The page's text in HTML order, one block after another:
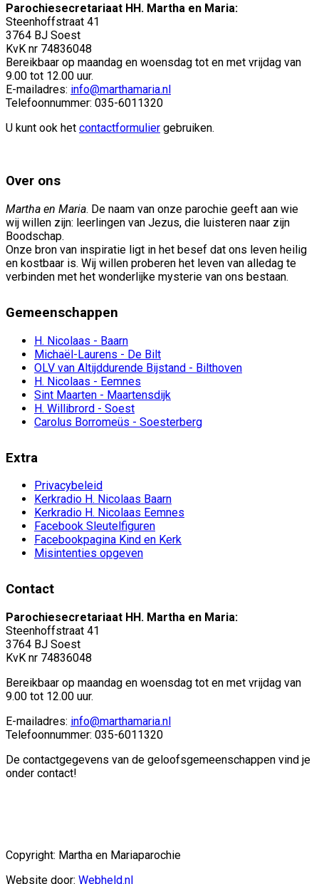
Parochiesecretariaat HH. Martha en Maria:
Steenhoffstraat 41
3764 BJ Soest
KvK nr 74836048
Bereikbaar op maandag en woensdag tot en met vrijdag van
9.00 tot 12.00 uur.
E-mailadres: info@marthamaria.nl
Telefoonnummer: 035-6011320
U kunt ook het contactformulier gebruiken.
Over ons
Martha en Maria. De naam van onze parochie geeft aan wie
wij willen zijn: leerlingen van Jezus, die luisteren naar zijn
Boodschap.
Onze bron van inspiratie ligt in het besef dat ons leven heilig
en kostbaar is. Wij willen proberen het leven van alledag te
verbinden met het wonderlijke mysterie van ons bestaan.
Gemeenschappen
H. Nicolaas - Baarn
Michaël-Laurens - De Bilt
OLV van Altijddurende Bijstand - Bilthoven
H. Nicolaas - Eemnes
Sint Maarten - Maartensdijk
H. Willibrord - Soest
Carolus Borromeüs - Soesterberg
Extra
Privacybeleid
Kerkradio H. Nicolaas Baarn
Kerkradio H. Nicolaas Eemnes
Facebook Sleutelfiguren
Facebookpagina Kind en Kerk
Misintenties opgeven
Contact
Parochiesecretariaat HH. Martha en Maria:
Steenhoffstraat 41
3764 BJ Soest
KvK nr 74836048
Bereikbaar op maandag en woensdag tot en met vrijdag van
9.00 tot 12.00 uur.
E-mailadres: info@marthamaria.nl
Telefoonnummer: 035-6011320
De contactgegevens van de geloofsgemeenschappen vind je
onder contact!
Copyright: Martha en Mariaparochie
Website door: Webheld.nl